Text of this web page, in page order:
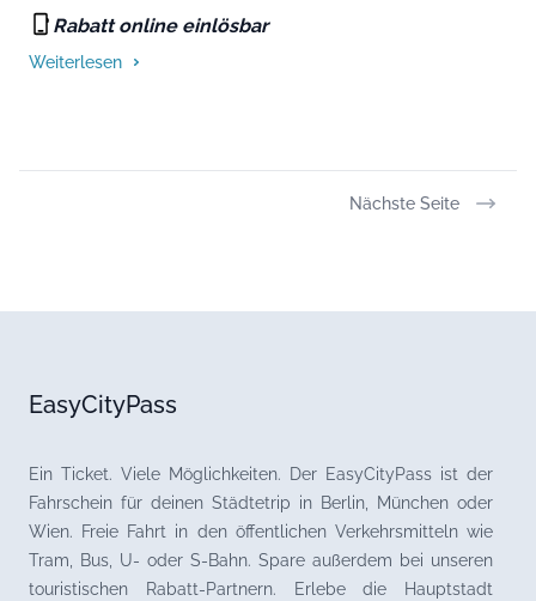
Rabatt online einlösbar
Weiterlesen
Nächste Seite
EasyCityPass
Ein Ticket. Viele Möglichkeiten. Der EasyCityPass ist der
Fahrschein für deinen Städtetrip in Berlin, München oder
Wien. Freie Fahrt in den öffentlichen Verkehrsmitteln wie
Tram, Bus, U- oder S-Bahn. Spare außerdem bei unseren
touristischen Rabatt-Partnern. Erlebe die Hauptstadt